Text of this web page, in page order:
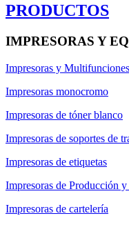
PRODUCTOS
IMPRESORAS Y
Impresoras y
Impresoras monocromo
Impresoras de tóner blanco
Impresoras de soportes de
Impresoras de etiquetas
Impresoras de Producción
Impresoras de cartelería